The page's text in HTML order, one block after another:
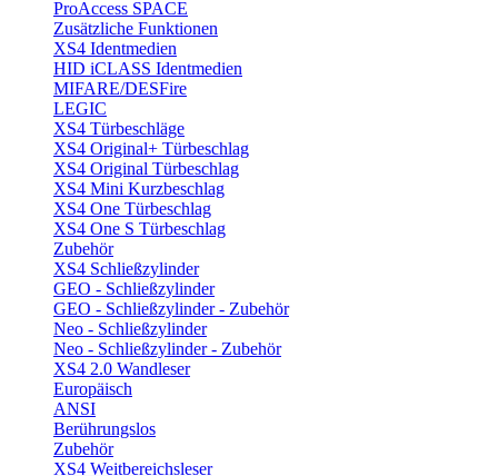
ProAccess SPACE
Zusätzliche Funktionen
XS4 Identmedien
HID iCLASS Identmedien
MIFARE/DESFire
LEGIC
XS4 Türbeschläge
XS4 Original+ Türbeschlag
XS4 Original Türbeschlag
XS4 Mini Kurzbeschlag
XS4 One Türbeschlag
XS4 One S Türbeschlag
Zubehör
XS4 Schließzylinder
GEO - Schließzylinder
GEO - Schließzylinder - Zubehör
Neo - Schließzylinder
Neo - Schließzylinder - Zubehör
XS4 2.0 Wandleser
Europäisch
ANSI
Berührungslos
Zubehör
XS4 Weitbereichsleser